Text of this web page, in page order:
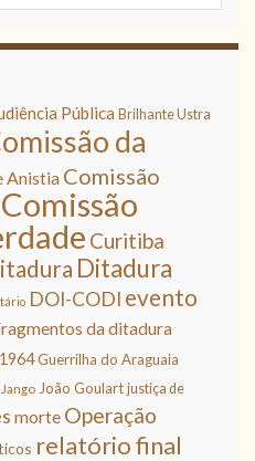
Pública Brilhante Ustra
da
Anistia Comissão
Comissão
Curitiba
Ditadura
DOI-CODI evento
da ditadura
Guerrilha do Araguaia
Jango João Goulart justiça de
morte Operação
relatório final